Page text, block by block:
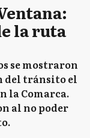
la ruta
se mostraron
del tránsito el
la Comarca.
al no poder